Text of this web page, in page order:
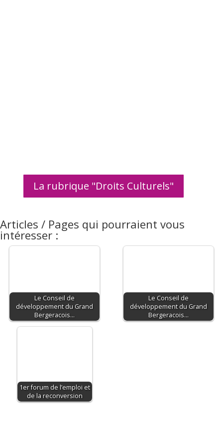
La rubrique "Droits Culturels"
Articles / Pages qui pourraient vous
intéresser :
Le Conseil de
développement du Grand
Bergeracois…
Le Conseil de
développement du Grand
Bergeracois…
1er forum de l’emploi et
de la reconversion